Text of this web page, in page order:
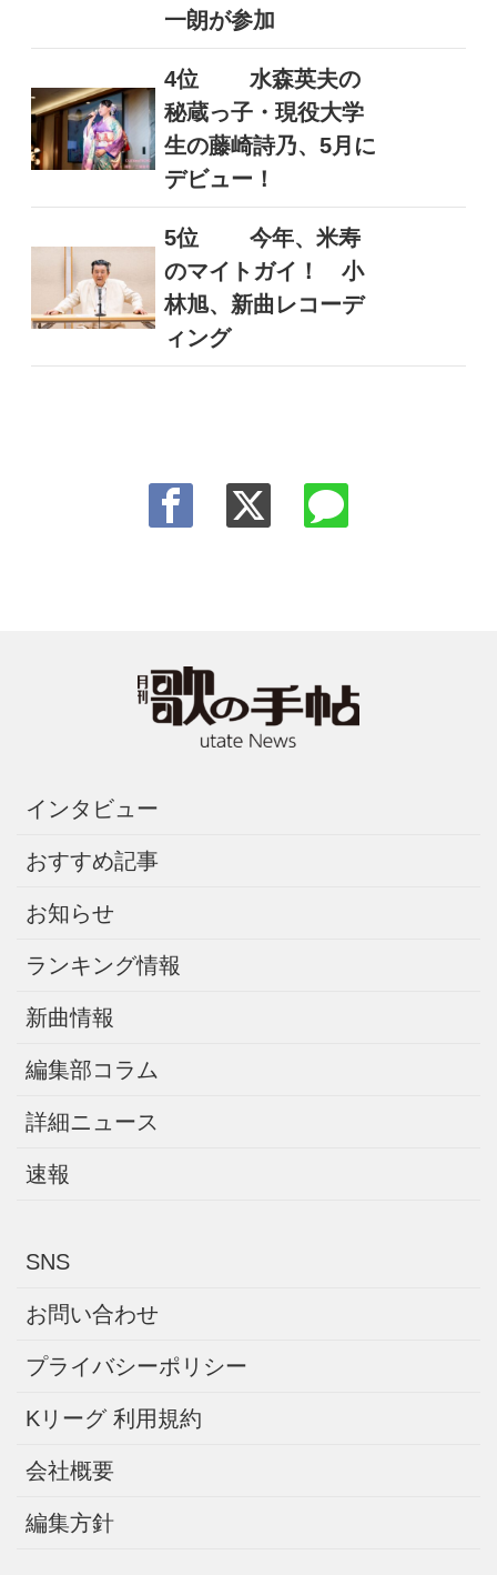
一朗が参加
4位
水森英夫の
秘蔵っ子・現役大学
生の藤崎詩乃、5月に
デビュー！
5位
今年、米寿
のマイトガイ！ 小
林旭、新曲レコーデ
ィング
インタビュー
おすすめ記事
お知らせ
ランキング情報
新曲情報
編集部コラム
詳細ニュース
速報
SNS
お問い合わせ
プライバシーポリシー
Kリーグ 利用規約
会社概要
編集方針